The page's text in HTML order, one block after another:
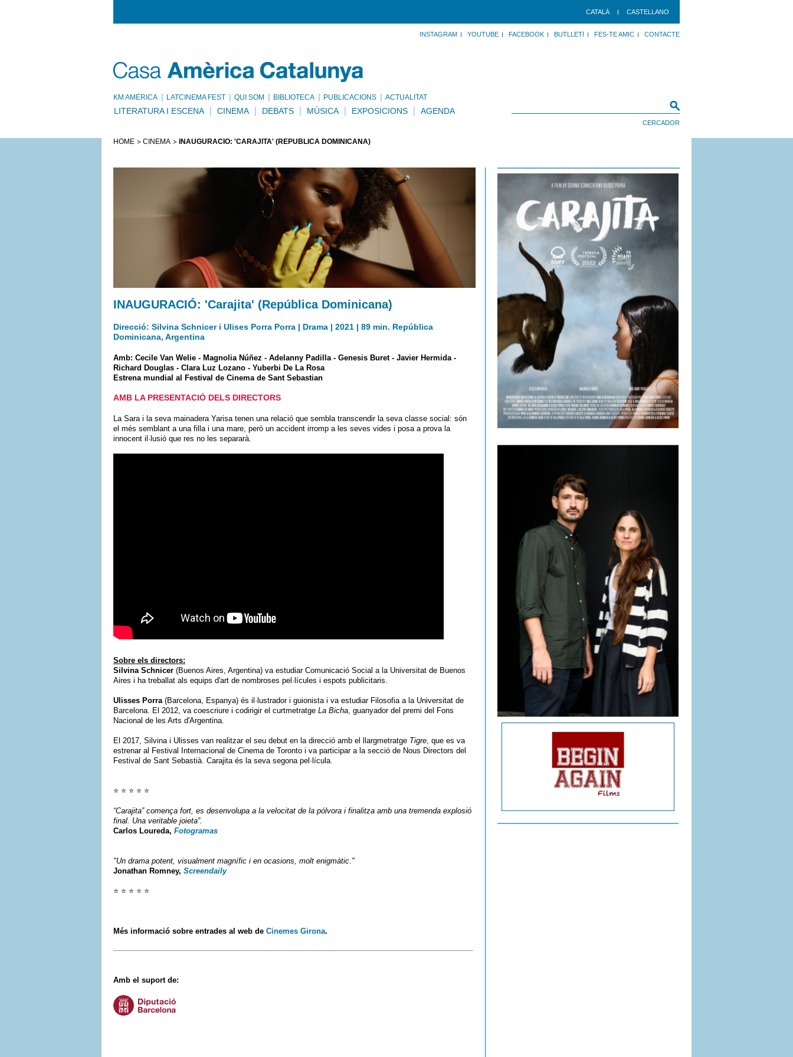
CATALÀ CASTELLANO
INSTAGRAM YOUTUBE FACEBOOK BUTLLETÍ FES-TE AMIC CONTACTE
KM AMÈRICA LATCINEMA FEST QUI SOM BIBLIOTECA PUBLICACIONS ACTUALITAT
LITERATURA I ESCENA CINEMA DEBATS MÚSICA EXPOSICIONS AGENDA
HOME CINEMA INAUGURACIÓ: 'CARAJITA' (REPÚBLICA DOMINICANA)
INAUGURACIÓ: 'Carajita' (República Dominicana)
Direcció: Silvina Schnicer i Ulises Porra Porra | Drama | 2021 | 89 min. República
Dominicana, Argentina
Amb: Cecile Van Welie - Magnolia Núñez - Adelanny Padilla - Genesis Buret - Javier Hermida -
Richard Douglas - Clara Luz Lozano - Yuberbi De La Rosa
Estrena mundial al Festival de Cinema de Sant Sebastian
AMB LA PRESENTACIÓ DELS DIRECTORS
La Sara i la seva mainadera Yarisa tenen una relació que sembla transcendir la seva classe social: són
el més semblant a una filla i una mare, però un accident irromp a les seves vides i posa a prova la
innocent il·lusió que res no les separarà.
Sobre els directors:
Silvina Schnicer (Buenos Aires, Argentina) va estudiar Comunicació Social a la Universitat de Buenos
Aires i ha treballat als equips d'art de nombroses pel·lícules i espots publicitaris.
Ulisses Porra(Barcelona, Espanya) és il·lustrador i guionista i va estudiar Filosofia a la Universitat de
Barcelona. El 2012, va coescriure i codirigir el curtmetratge La Bicha, guanyador del premi del Fons
Nacional de les Arts d'Argentina.
El 2017, Silvina i Ulisses van realitzar el seu debut en la direcció amb el llargmetratge Tigre, que es va
estrenar al Festival Internacional de Cinema de Toronto i va participar a la secció de Nous Directors del
Festival de Sant Sebastià. Carajita és la seva segona pel·lícula.
⭐ ⭐ ⭐ ⭐ ⭐
“Carajita” comença fort, es desenvolupa a la velocitat de la pólvora i finalitza amb una tremenda explosió
final. Una veritable joieta”.
Carlos Loureda, Fotogramas
"Un drama potent, visualment magnífic i en ocasions, molt enigmàtic."
Jonathan Romney, Screendaily
⭐ ⭐ ⭐ ⭐ ⭐
Més informació sobre entrades al web de Cinemes Girona.
Amb el suport de: